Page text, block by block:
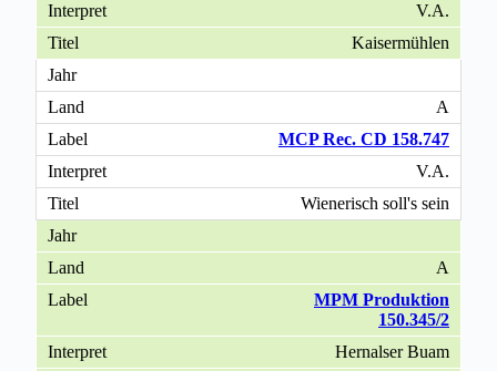
V.A.
Kaisermühlen
A
MCP Rec. CD 158.747
V.A.
Wienerisch soll's sein
A
MPM Produktion
150.345/2
Hernalser Buam